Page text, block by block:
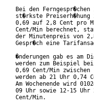
Bei den
st�rkste Preiserh�hung
0,69 auf 2,8 Cent pro
Cent/Min berechnet,
der Minutenpreis von
Gespr�ch eine
�nderungen gab es am
werden zum Beispiel
0,69 Cent/Min
werden ab 21 Uhr
Am Wochenende wird
09 Uhr sowie 12-15
Cent/Min.